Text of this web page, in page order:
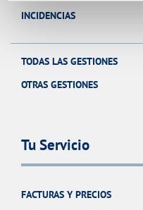
INCIDENCIAS
TODAS LAS GESTIONES
OTRAS GESTIONES
Tu Servicio
FACTURAS Y PRECIOS